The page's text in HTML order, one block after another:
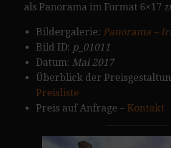
als Panorama im Format 6×17
Bildergalerie: Panorama –
Bild ID: p_01011
Datum: Mai 2017
Überblick der
Preisliste
Preis auf Anfrage – Kontakt